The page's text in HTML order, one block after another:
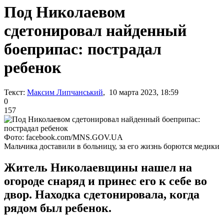
Под Николаевом
сдетонировал найденный
боеприпас: пострадал
ребенок
Текст: Максим Липчанський, 10 марта 2023, 18:59
0
157
Фото: facebook.com/MNS.GOV.UA
Мальчика доставили в больницу, за его жизнь борются медики
Житель Николаевщины нашел на
огороде снаряд и принес его к себе во
двор. Находка сдетонировала, когда
рядом был ребенок.